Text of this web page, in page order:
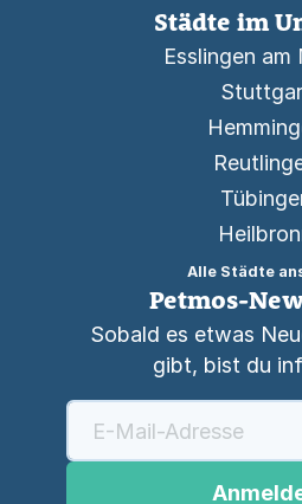
Städte im
Esslingen am
Alle Städte
Petmos-
Sobald es etwas
gibt, bist du